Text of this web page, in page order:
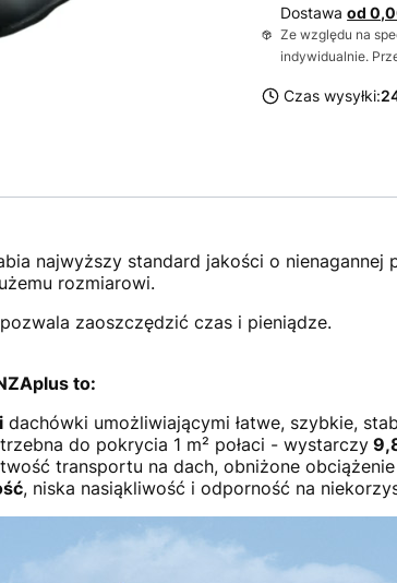
Dostawaod
Ze względu na
indywidualnie.
Czas wysyłki:
najwyższy standard jakości o
rozmiarowi.
zaoszczędzić czas i pieniądze.
to:
dachówki umożliwiającymi łatwe, szybkie,
do pokrycia 1 m² połaci - wystarczy
transportu na dach, obniżone obciążenie
, niska nasiąkliwość i odporność na